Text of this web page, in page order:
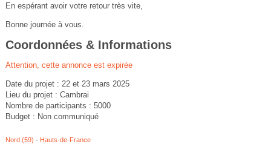
En espérant avoir votre retour très vite,
Bonne journée à vous.
Coordonnées & Informations
Attention, cette annonce est expirée
Date du projet : 22 et 23 mars 2025
Lieu du projet : Cambrai
Nombre de participants : 5000
Budget : Non communiqué
Nord (59) - Hauts-de-France